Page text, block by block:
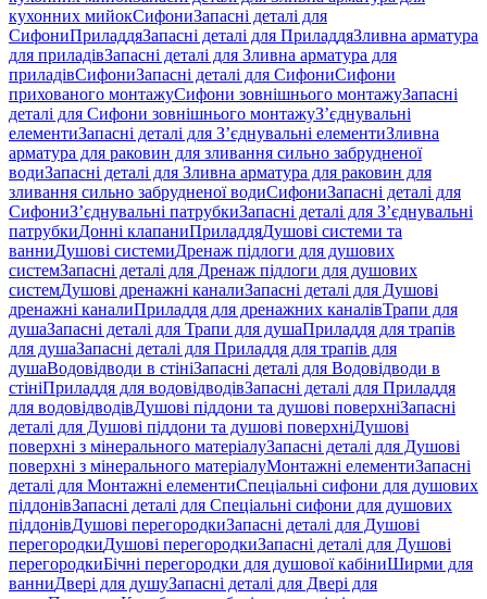
кухонних мийокСифониЗапасні деталі для
СифониПриладдяЗапасні деталі для ПриладдяЗливна арматура
для приладівЗапасні деталі для Зливна арматура для
приладівСифониЗапасні деталі для СифониСифони
прихованого монтажуСифони зовнішнього монтажуЗапасні
деталі для Сифони зовнішнього монтажуЗ’єднувальні
елементиЗапасні деталі для З’єднувальні елементиЗливна
арматура для раковин для зливання сильно забрудненої
водиЗапасні деталі для Зливна арматура для раковин для
зливання сильно забрудненої водиСифониЗапасні деталі для
СифониЗ’єднувальні патрубкиЗапасні деталі для З’єднувальні
патрубкиДонні клапаниПриладдяДушові системи та
ванниДушові системиДренаж підлоги для душових
системЗапасні деталі для Дренаж підлоги для душових
системДушові дренажні каналиЗапасні деталі для Душові
дренажні каналиПриладдя для дренажних каналівТрапи для
душаЗапасні деталі для Трапи для душаПриладдя для трапів
для душаЗапасні деталі для Приладдя для трапів для
душаВодовідводи в стініЗапасні деталі для Водовідводи в
стініПриладдя для водовідводівЗапасні деталі для Приладдя
для водовідводівДушові піддони та душові поверхніЗапасні
деталі для Душові піддони та душові поверхніДушові
поверхні з мінерального матеріалуЗапасні деталі для Душові
поверхні з мінерального матеріалуМонтажні елементиЗапасні
деталі для Монтажні елементиСпеціальні сифони для душових
піддонівЗапасні деталі для Спеціальні сифони для душових
піддонівДушові перегородкиЗапасні деталі для Душові
перегородкиДушові перегородкиЗапасні деталі для Душові
перегородкиБічні перегородки для душової кабіниШирми для
ванниДвері для душуЗапасні деталі для Двері для